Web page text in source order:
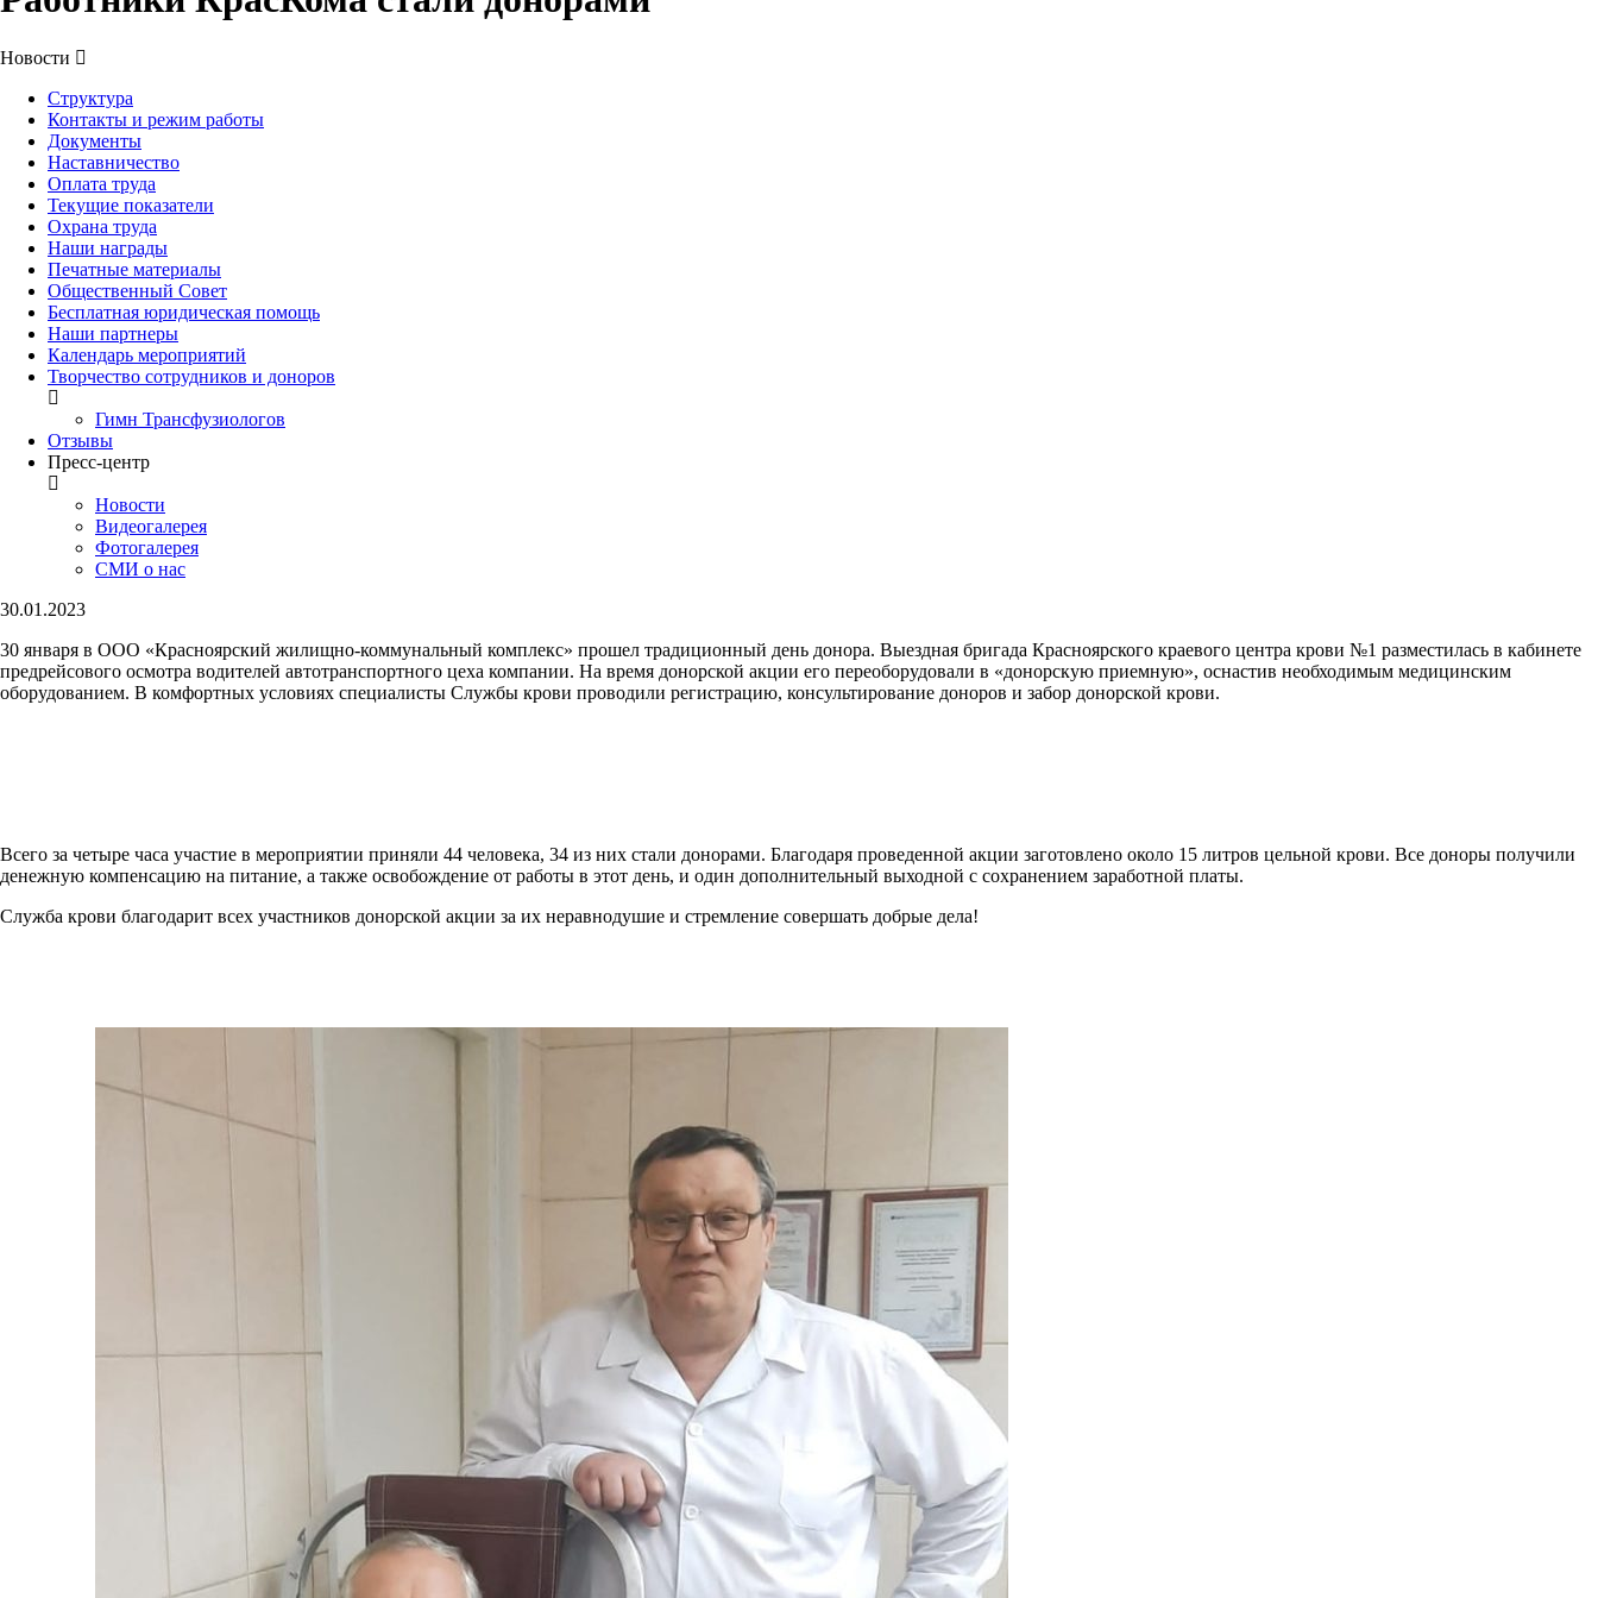
Новости
Структура
Контакты и режим работы
Документы
Наставничество
Оплата труда
Текущие показатели
Охрана труда
Наши награды
Печатные материалы
Общественный Совет
Бесплатная юридическая помощь
Наши партнеры
Календарь мероприятий
Творчество сотрудников и доноров
Гимн Трансфузиологов
Отзывы
Пресс-центр
Новости
Видеогалерея
Фотогалерея
СМИ о нас
30.01.2023
30 января в ООО «Красноярский жилищно-коммунальный комплекс» прошел традиционный день донора. Выездная бригада Красноярского краевого центра крови №1 разместилась в кабинете
предрейсового осмотра водителей автотранспортного цеха компании. На время донорской акции его переоборудовали в «донорскую приемную», оснастив необходимым медицинским
оборудованием. В комфортных условиях специалисты Службы крови проводили регистрацию, консультирование доноров и забор донорской крови.
Всего за четыре часа участие в мероприятии приняли 44 человека, 34 из них стали донорами. Благодаря проведенной акции заготовлено около 15 литров цельной крови. Все доноры получили
денежную компенсацию на питание, а также освобождение от работы в этот день, и один дополнительный выходной с сохранением заработной платы.
Служба крови благодарит всех участников донорской акции за их неравнодушие и стремление совершать добрые дела!